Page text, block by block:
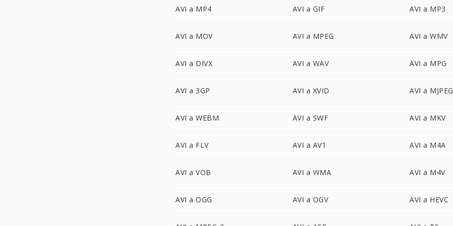
AVI a MP4 AVI a GIF AVI a MP3
AVI a MOV AVI a MPEG AVI a WMV
AVI a DIVX AVI a WAV AVI a MPG
AVI a 3GP AVI a XVID AVI a MJPEG
AVI a WEBM AVI a SWF AVI a MKV
AVI a FLV AVI a AV1 AVI a M4A
AVI a VOB AVI a WMA AVI a M4V
AVI a OGG AVI a OGV AVI a HEVC